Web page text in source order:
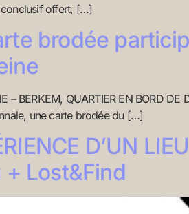
conclusif offert, […]
brodée
– BERKEM, QUARTIER EN BORD
une carte brodée du […]
D’UN
+ Lost&Find